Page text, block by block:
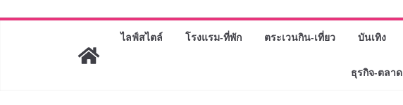
กรมการท่องเที่ยวเดินหน้าสร้าง Green
Coach รุ่นใหม่ ขับเคลื่อนการท่องเที่ยว
BEDO เดินหน้าจัดกิจกรรมเจรจาธุรกิจ
ไลฟ์สไตล์ โรงแรม-ที่พัก ตระเวนกิน-เที่ยว บันเทิง
ธุรกิจ-ตลาด